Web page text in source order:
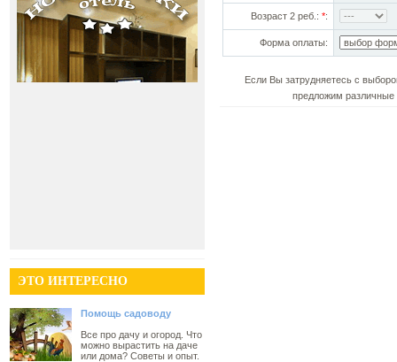
ЭТО ИНТЕРЕСНО
Помощь садоводу
Все про дачу и огород. Что
можно вырастить на даче
или дома? Советы и опыт.
Возраст 2 реб.: *:
Форма оплаты:
Если Вы затрудняетесь с
предложим различные